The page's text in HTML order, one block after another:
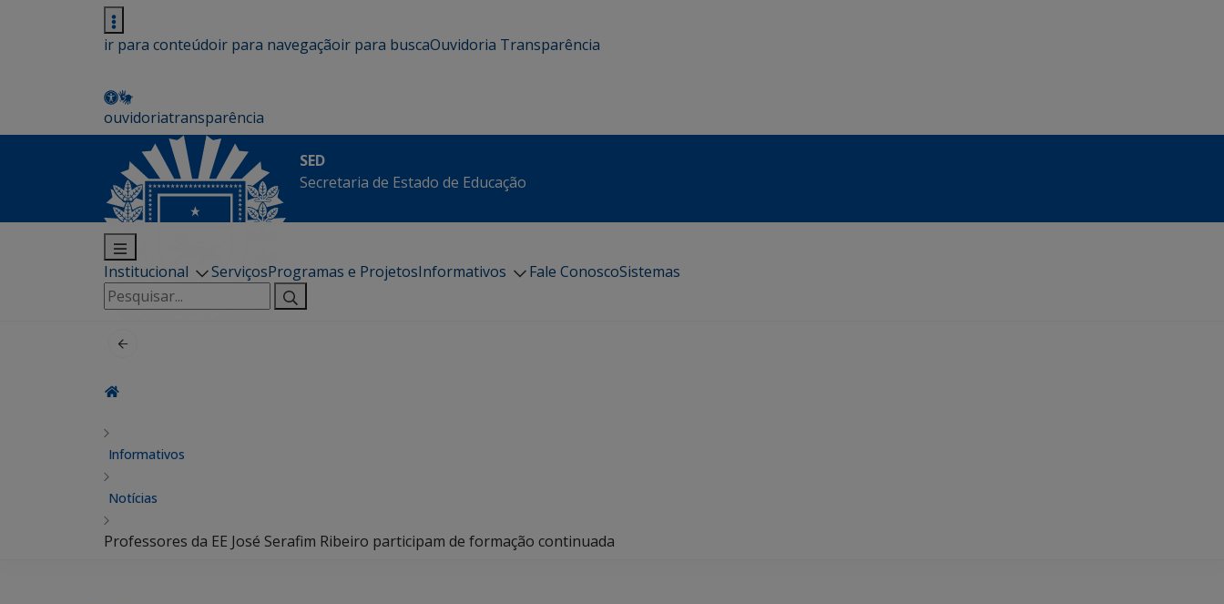
ir para conteúdoir para navegaçãoir para buscaOuvidoria Transparência
ouvidoriatransparência
SED
Secretaria de Estado de Educação
Institucional ServiçosProgramas e ProjetosInformativos Fale ConoscoSistemas
Pesquisar
por:
Informativos
Notícias
Professores da EE José Serafim Ribeiro participam de formação continuada